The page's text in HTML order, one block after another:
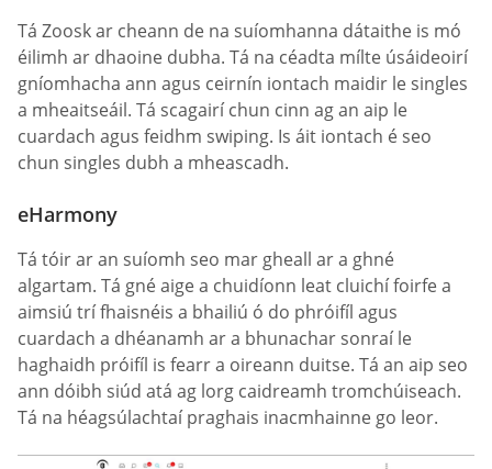
Tá Zoosk ar cheann de na suíomhanna dátaithe is mó
éilimh ar dhaoine dubha. Tá na céadta mílte úsáideoirí
gníomhacha ann agus ceirnín iontach maidir le singles
a mheaitseáil. Tá scagairí chun cinn ag an aip le
cuardach agus feidhm swiping. Is áit iontach é seo
chun singles dubh a mheascadh.
eHarmony
Tá tóir ar an suíomh seo mar gheall ar a ghné
algartam. Tá gné aige a chuidíonn leat cluichí foirfe a
aimsiú trí fhaisnéis a bhailiú ó do phróifíl agus
cuardach a dhéanamh ar a bhunachar sonraí le
haghaidh próifíl is fearr a oireann duitse. Tá an aip seo
ann dóibh siúd atá ag lorg caidreamh tromchúiseach.
Tá na héagsúlachtaí praghais inacmhainne go leor.